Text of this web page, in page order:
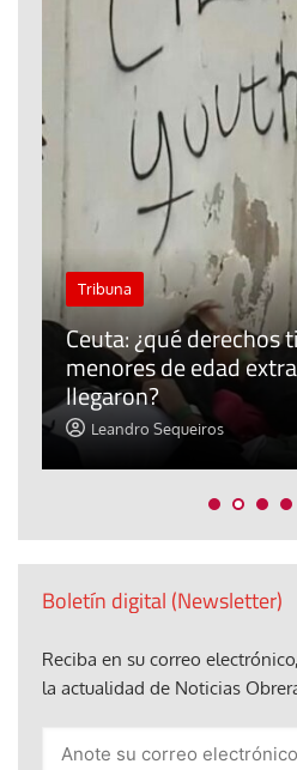
Tribuna
Ceuta: ¿qué derechos
menores de edad
llegaron?
Leandro Sequeiros
Boletín digital (Newsletter)
Reciba en su correo
la actualidad de Noticias